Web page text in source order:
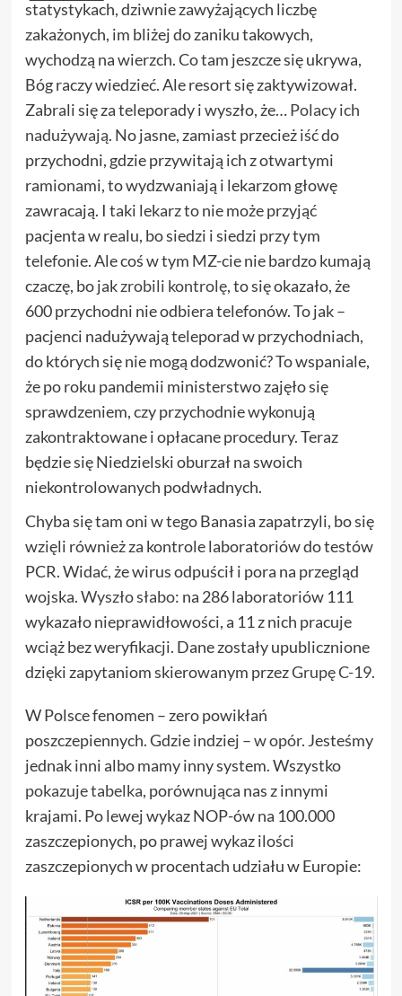
statystykach, dziwnie zawyżających liczbę
zakażonych, im bliżej do zaniku takowych,
wychodzą na wierzch. Co tam jeszcze się ukrywa,
Bóg raczy wiedzieć. Ale resort się zaktywizował.
Zabrali się za teleporady i wyszło, że…Polacy ich
nadużywają. No jasne, zamiast przecież iść do
przychodni, gdzie przywitają ich z otwartymi
ramionami, to wydzwaniają i lekarzom głowę
zawracają. I taki lekarz to nie może przyjąć
pacjenta w realu, bo siedzi i siedzi przy tym
telefonie. Ale coś w tym MZ-cie nie bardzo kumają
czaczę, bo jakzrobili kontrolę, to się okazało, że
600 przychodni nie odbiera telefonów. To jak –
pacjenci nadużywają teleporad w przychodniach,
do których się nie mogą dodzwonić? To wspaniale,
że po roku pandemii ministerstwo zajęło się
sprawdzeniem, czy przychodnie wykonują
zakontraktowane i opłacane procedury. Teraz
będzie się Niedzielski oburzał na swoich
niekontrolowanych podwładnych.
Chyba się tam oni w tego Banasia zapatrzyli, bo się
wzięli również za kontrole laboratoriów do testów
PCR. Widać, że wirus odpuścił i pora na przegląd
wojska.Wyszło słabo: na 286 laboratoriów 111
wykazało nieprawidłowości, a 11 z nich pracuje
wciąż bez weryfikacji. Dane zostały upublicznione
dzięki zapytaniom skierowanym przezGrupę C-19.
W Polsce fenomen – zero powikłań
poszczepiennych. Gdzie indziej –w opór. Jesteśmy
jednak inni albo mamy inny system. Wszystko
pokazuje tabelka, porównująca nas z innymi
krajami. Po lewej wykaz NOP-ów na 100.000
zaszczepionych, po prawej wykaz ilości
zaszczepionych w procentach udziału w Europie: